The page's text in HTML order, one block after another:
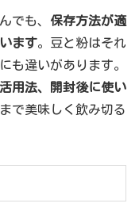
でも、 保存方法が適
ます。豆と粉はそれ
も違いがあります。
用法、開封後に使い
で美味しく飲み切る